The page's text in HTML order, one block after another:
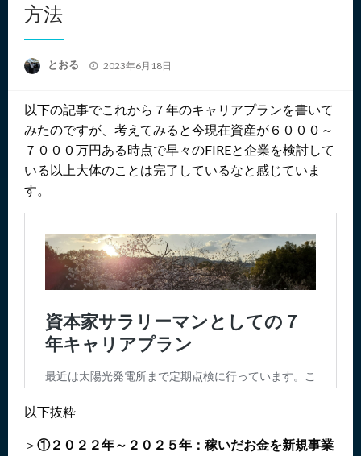
方法
とおる
投
2023年6月18日
以下の記事でこれから７年のキャリアプランを書いて
みたのですが、考えてみると今現在資産が６０００～
７０００万円ある時点で早々のFIREと企業を検討して
いる以上大体のことは完了しているなと感じていま
す。
以下抜粋
＞ ①２０２２年～２０２５年：稼いだお金を新規事業